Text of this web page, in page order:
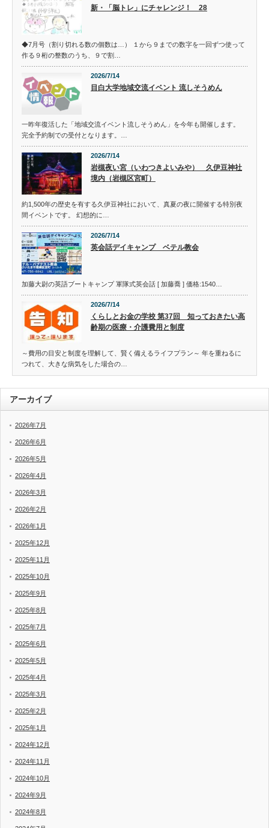
新・「脳トレ」にチャレンジ！ 28
◆7月号（割り切れる数の個数は…） １から９までの数字を一回ずつ使って
作る９桁の整数のうち、９で割…
2026/7/14
目白大学地域交流イベント 流しそうめん
一昨年復活した「地域交流イベント流しそうめん」を今年も開催します。
完全予約制での受付となります。…
2026/7/14
岩槻夜い宮（いわつきよいみや） 久伊豆神社
境内（岩槻区宮町）
約1,500年の歴史を有する久伊豆神社において、真夏の夜に開催する特別夜
間イベントです。 幻想的に…
2026/7/14
英会話デイキャンプ ベテル教会
加藤大尉の英語ブートキャンプ 軍隊式英会話 [ 加藤喬 ] 価格:1540…
2026/7/14
くらしとお金の学校 第37回 知っておきたい高
齢期の医療・介護費用と制度
～費用の目安と制度を理解して、賢く備えるライフプラン～ 年を重ねるに
つれて、大きな病気をした場合の…
アーカイブ
2026年7月
2026年6月
2026年5月
2026年4月
2026年3月
2026年2月
2026年1月
2025年12月
2025年11月
2025年10月
2025年9月
2025年8月
2025年7月
2025年6月
2025年5月
2025年4月
2025年3月
2025年2月
2025年1月
2024年12月
2024年11月
2024年10月
2024年9月
2024年8月